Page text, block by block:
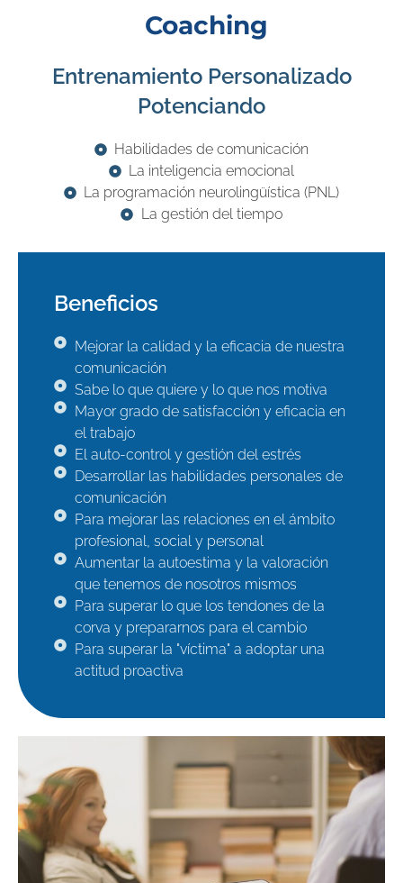
Coaching
Entrenamiento Personalizado
Potenciando
Habilidades de comunicación
La inteligencia emocional
La programación neurolingüística (PNL)
La gestión del tiempo
Beneficios
Mejorar la calidad y la eficacia de nuestra
comunicación
Sabe lo que quiere y lo que nos motiva
Mayor grado de satisfacción y eficacia en
el trabajo
El auto-control y gestión del estrés
Desarrollar las habilidades personales de
comunicación
Para mejorar las relaciones en el ámbito
profesional, social y personal
Aumentar la autoestima y la valoración
que tenemos de nosotros mismos
Para superar lo que los tendones de la
corva y prepararnos para el cambio
Para superar la "víctima" a adoptar una
actitud proactiva